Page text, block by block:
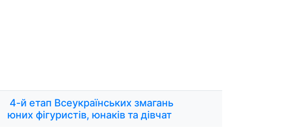
4-й етап Всеукраїнських змагань
юних фігуристів, юнаків та дівчат